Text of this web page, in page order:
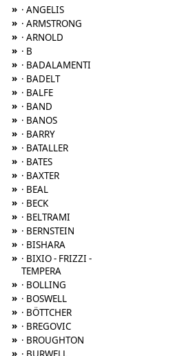
» · ANGELIS
» · ARMSTRONG
» · ARNOLD
» · B
» · BADALAMENTI
» · BADELT
» · BALFE
» · BAND
» · BANOS
» · BARRY
» · BATALLER
» · BATES
» · BAXTER
» · BEAL
» · BECK
» · BELTRAMI
» · BERNSTEIN
» · BISHARA
» · BIXIO - FRIZZI -
TEMPERA
» · BOLLING
» · BOSWELL
» · BÖTTCHER
» · BREGOVIC
» · BROUGHTON
»